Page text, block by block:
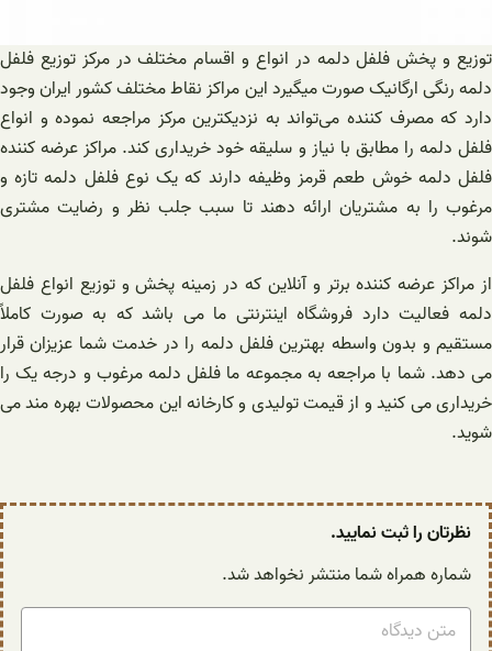
توزیع و پخش فلفل دلمه در انواع و اقسام مختلف در مرکز توزیع فلفل
دلمه رنگی ارگانیک صورت میگیرد این مراکز نقاط مختلف کشور ایران وجود
دارد که مصرف کننده می‌تواند به نزدیکترین مرکز مراجعه نموده و انواع
فلفل دلمه را مطابق با نیاز و سلیقه خود خریداری کند. مراکز عرضه کننده
فلفل دلمه خوش طعم قرمز وظیفه دارند که یک نوع فلفل دلمه تازه و
مرغوب را به مشتریان ارائه دهند تا سبب جلب نظر و رضایت مشتری
شوند.
از مراکز عرضه کننده برتر و آنلاین که در زمینه پخش و توزیع انواع فلفل
دلمه فعالیت دارد فروشگاه اینترنتی ما می باشد که به صورت کاملاً
مستقیم و بدون واسطه بهترین فلفل دلمه را در خدمت شما عزیزان قرار
می دهد. شما با مراجعه به مجموعه ما فلفل دلمه مرغوب و درجه یک را
خریداری می کنید و از قیمت تولیدی و کارخانه این محصولات بهره مند می
شوید.
نظرتان را ثبت نمایید.
شماره همراه شما منتشر نخواهد شد.